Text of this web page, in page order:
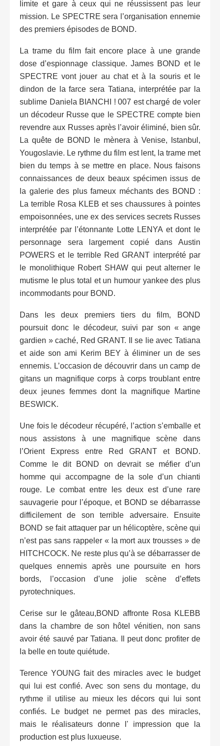
limite et gare à ceux qui ne réussissent pas leur
mission. Le SPECTRE sera l’organisation ennemie
des premiers épisodes de BOND.
La trame du film fait encore place à une grande
dose d’espionnage classique. James BOND et le
SPECTRE vont jouer au chat et à la souris et le
dindon de la farce sera Tatiana, interprétée par la
sublime Daniela BIANCHI ! 007 est chargé de voler
un décodeur Russe que le SPECTRE compte bien
revendre aux Russes après l’avoir éliminé, bien sûr.
La quête de BOND le mènera à Venise, Istanbul,
Yougoslavie. Le rythme du film est lent, la trame met
bien du temps à se mettre en place. Nous faisons
connaissances de deux beaux spécimen issus de
la galerie des plus fameux méchants des BOND :
La terrible Rosa KLEB et ses chaussures à pointes
empoisonnées, une ex des services secrets Russes
interprétée par l’étonnante Lotte LENYA et dont le
personnage sera largement copié dans Austin
POWERS et le terrible Red GRANT interprété par
le monolithique Robert SHAW qui peut alterner le
mutisme le plus total et un humour yankee des plus
incommodants pour BOND.
Dans les deux premiers tiers du film, BOND
poursuit donc le décodeur, suivi par son « ange
gardien » caché, Red GRANT. Il se lie avec Tatiana
et aide son ami Kerim BEY à éliminer un de ses
ennemis. L’occasion de découvrir dans un camp de
gitans un magnifique corps à corps troublant entre
deux jeunes femmes dont la magnifique Martine
BESWICK.
Une fois le décodeur récupéré, l’action s’emballe et
nous assistons à une magnifique scène dans
l’Orient Express entre Red GRANT et BOND.
Comme le dit BOND on devrait se méfier d’un
homme qui accompagne de la sole d’un chianti
rouge. Le combat entre les deux est d’une rare
sauvagerie pour l’époque, et BOND se débarrasse
difficilement de son terrible adversaire. Ensuite
BOND se fait attaquer par un hélicoptère, scène qui
n’est pas sans rappeler « la mort aux trousses » de
HITCHCOCK. Ne reste plus qu’à se débarrasser de
quelques ennemis après une poursuite en hors
bords, l’occasion d’une jolie scène d’effets
pyrotechniques.
Cerise sur le gâteau,BOND affronte Rosa KLEBB
dans la chambre de son hôtel vénitien, non sans
avoir été sauvé par Tatiana. Il peut donc profiter de
la belle en toute quiétude.
Terence YOUNG fait des miracles avec le budget
qui lui est confié. Avec son sens du montage, du
rythme il utilise au mieux les décors qui lui sont
confiés. Le budget ne permet pas des miracles,
mais le réalisateurs donne l' impression que la
production est plus luxueuse.